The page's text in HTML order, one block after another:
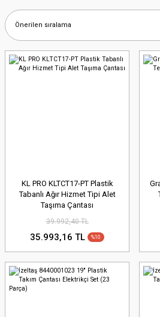
KL PRO KLTCT17-PT Plastik
Tabanlı Ağır Hizmet Tipi Alet
Taşıma Çantası
39.992,40 TL
35.993,16 TL %10